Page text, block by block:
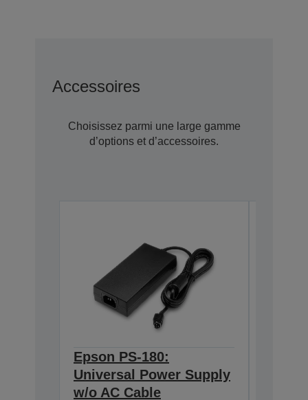
Accessoires
Choisissez parmi une large gamme
d’options et d’accessoires.
Epson PS-180:
Universal Power Supply
w/o AC Cable